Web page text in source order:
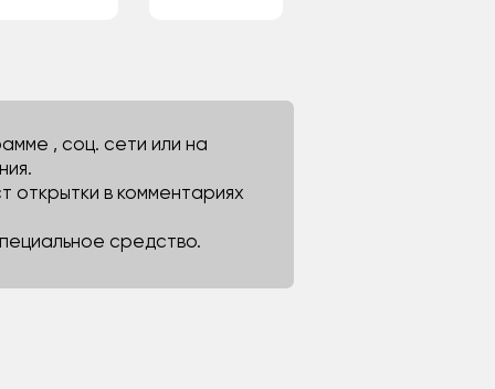
, соц. сети или на
открытки в комментариях
средство.